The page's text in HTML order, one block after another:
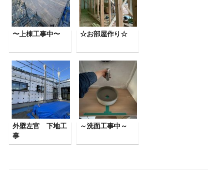
〜上棟工事中〜 ☆お部屋作り☆
外壁左官 下地工
事
～洗面工事中～